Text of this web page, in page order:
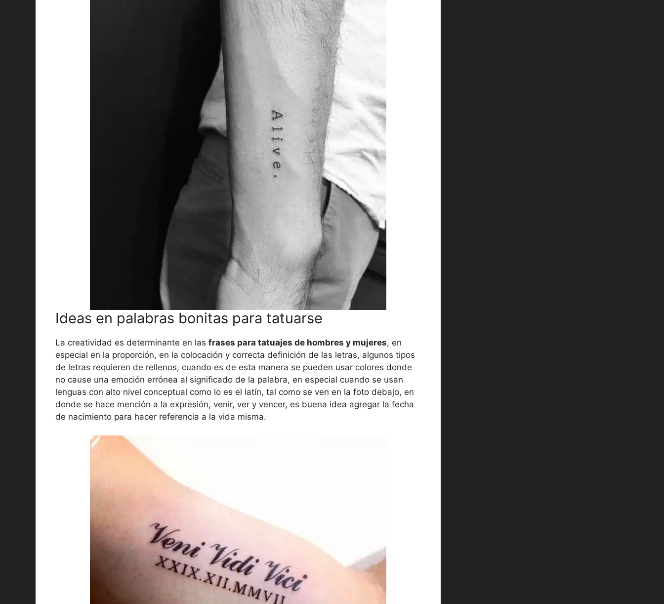
Ideas en palabras bonitas para tatuarse
La creatividad es determinante en las frases para tatuajes de hombres y mujeres, en
especial en la proporción, en la colocación y correcta definición de las letras, algunos tipos
de letras requieren de rellenos, cuando es de esta manera se pueden usar colores donde
no cause una emoción errónea al significado de la palabra, en especial cuando se usan
lenguas con alto nivel conceptual como lo es el latín, tal como se ven en la foto debajo, en
donde se hace mención a la expresión, venir, ver y vencer, es buena idea agregar la fecha
de nacimiento para hacer referencia a la vida misma.